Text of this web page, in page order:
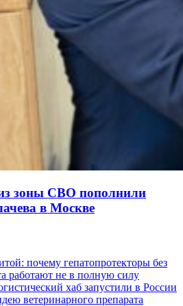
зоны СВО пополнили
в Москве
почему гепатопротекторы без
работают не в полную силу
хаб запустили в России
ветеринарного препарата